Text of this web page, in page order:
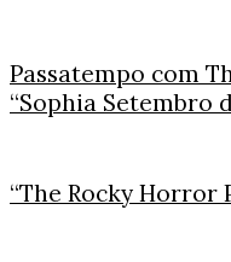
Passatempo com
“Sophia Setembro
“The Rocky Horror